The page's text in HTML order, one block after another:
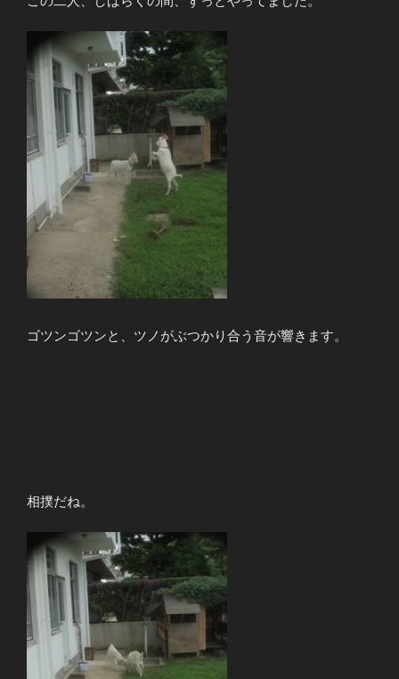
ゴツンゴツンと、ツノがぶつかり合う音が響きます。
相撲だね。